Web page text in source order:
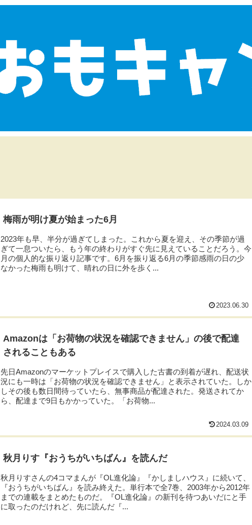
梅雨が明け夏が始まった6月
2023年も早、半分が過ぎてしまった。これから夏を迎え、その季節が過
ぎて一息ついたら、もう年の終わりがすぐ先に見えていることだろう。今
月の個人的な振り返り記事です。6月を振り返る6月の季節感雨の日の少
なかった梅雨も明けて、晴れの日に外を歩く...
2023.06.30
Amazonは「お荷物の状況を確認できません」の後で配達
されることもある
先日Amazonのマーケットプレイスで購入した古書の到着が遅れ、配送状
況にも一時は「お荷物の状況を確認できません」と表示されていた。しか
しその後も数日間待っていたら、無事商品が配達された。発送されてか
ら、配達まで9日もかかっていた。「お荷物...
2024.03.09
秋月りす『おうちがいちばん』を読んだ
秋月りすさんの4コマまんが『OL進化論』『かしましハウス』に続いて、
『おうちがいちばん』を読み終えた。単行本で全7巻、2003年から2012年
までの連載をまとめたものだ。『OL進化論』の新刊を待つあいだにと手
に取ったのだけれど、先に読んだ『...